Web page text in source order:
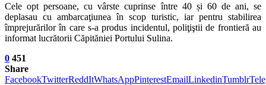
Cele opt persoane, cu vârste cuprinse între 40 și 60 de ani, se
deplasau cu ambarcaţiunea în scop turistic, iar pentru stabilirea
împrejurărilor în care s-a produs incidentul, poliţiştii de frontieră au
informat lucrătorii Căpităniei Portului Sulina.
0 451
Share
FacebookTwitterReddItWhatsAppPinterestEmailLinkedinTumblr